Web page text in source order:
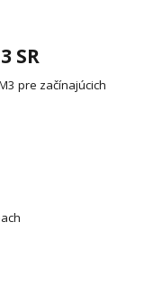
SR
pre začínajúcich